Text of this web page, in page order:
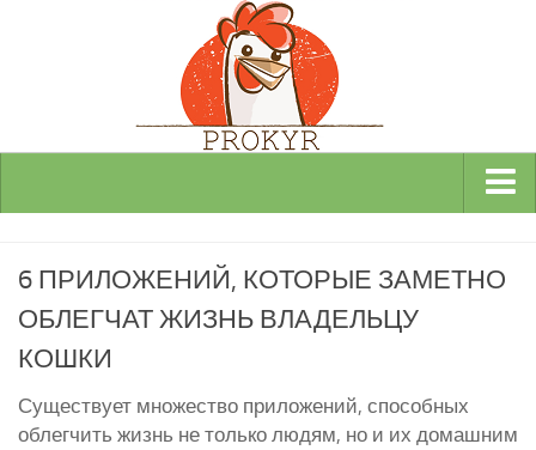
Декоративные
Мясные
Инкубаторы
6 ПРИЛОЖЕНИЙ, КОТОРЫЕ ЗАМЕТНО
ОБЛЕГЧАТ ЖИЗНЬ ВЛАДЕЛЬЦУ
КОШКИ
Существует множество приложений, способных
облегчить жизнь не только людям, но и их домашним